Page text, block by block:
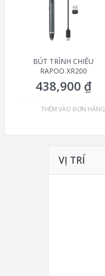
BÚT TRÌNH CHIẾU
RAPOO XR200
438,900 ₫
THÊM VÀO ĐƠN HÀNG
VỊ TRÍ